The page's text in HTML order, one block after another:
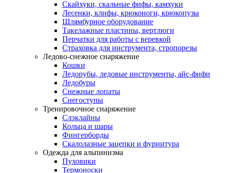
Скайхуки, скальные фифы, камхуки
Лесенки, клифы, крюконоги, крюкопузы
Шлямбурное оборудование
Такелажные пластины, вертлюги
Перчатки для работы с веревкой
Страховка для инструмента, стропорезы
Ледово-снежное снаряжение
Кошки
Ледорубы, ледовые инструменты, айс-фифи
Ледобуры
Снежные лопаты
Снегоступы
Тренировочное снаряжение
Слэклайны
Кольца и шары
Фингерборды
Скалолазные зацепки и фурнитура
Одежда для альпинизма
Пуховики
Термоноски